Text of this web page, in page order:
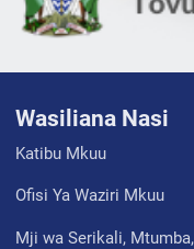
Wasiliana Nasi
Katibu Mkuu
Ofisi Ya Waziri Mkuu
Mji wa Serikali,